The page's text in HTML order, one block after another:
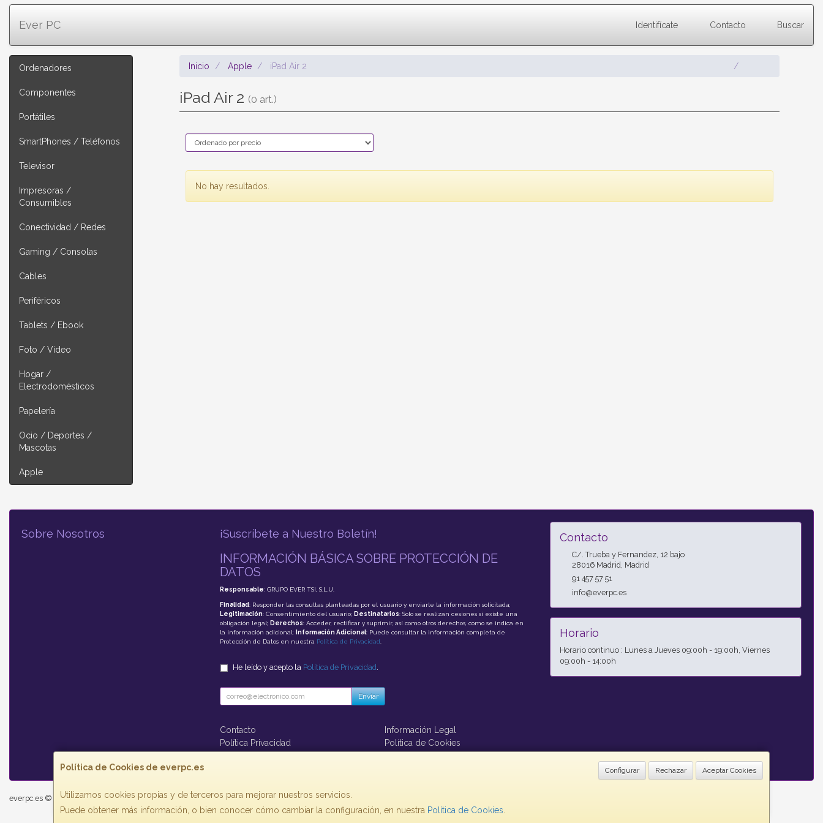
Ever PC Identifícate Contacto Buscar
Ordenadores
Componentes
Portátiles
SmartPhones / Teléfonos
Televisor
Impresoras /
Consumibles
Conectividad / Redes
Gaming / Consolas
Cables
Periféricos
Tablets / Ebook
Foto / Video
Hogar /
Electrodomésticos
Papelería
Ocio / Deportes /
Mascotas
Apple
Inicio Apple iPad Air 2
iPad Air 2 (0 art.)
No hay resultados.
Política de Cookies de everpc.es Configurar Rechazar Aceptar Cookies
Utilizamos cookies propias y de terceros para mejorar nuestros servicios.
Puede obtener más información, o bien conocer cómo cambiar la configuración, en nuestra Política de Cookies
Sobre Nosotros ¡Suscríbete a Nuestro Boletín!
INFORMACIÓN BÁSICA SOBRE PROTECCIÓN DE
DATOS
Responsable: GRUPO EVER TSI, S.L.U.
Finalidad: Responder las consultas planteadas por el usuario y enviarle la información solicitada;
Legitimación: Consentimiento del usuario; Destinatarios: Solo se realizan cesiones si existe una
obligación legal; Derechos: Acceder, rectificar y suprimir, así como otros derechos, como se indica en
la información adicional;
Información Adicional: Puede consultar la información completa de
Protección de Datos en nuestra Política de Privacidad
He leído y acepto la Política de Privacidad .
Enviar
Contacto
Información Legal
Política Privacidad
Política de Cookies
Contacto
C/. Trueba y Fernandez, 12 bajo
28016 Madrid, Madrid
91 457 57 51
info@everpc.es
Horario
Horario continuo : Lunes a Jueves 09:00h - 19:00h, Viernes
09:00h - 14:00h
everpc.es © 2026
, , , , España. - C.I.F.: B85853992 - Tfno: